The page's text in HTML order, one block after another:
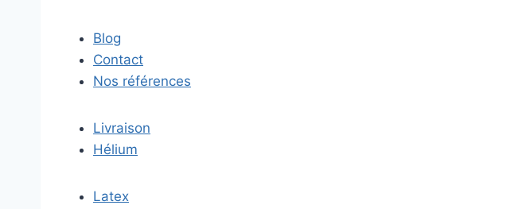
Blog
Contact
Nos références
Livraison
Hélium
Latex